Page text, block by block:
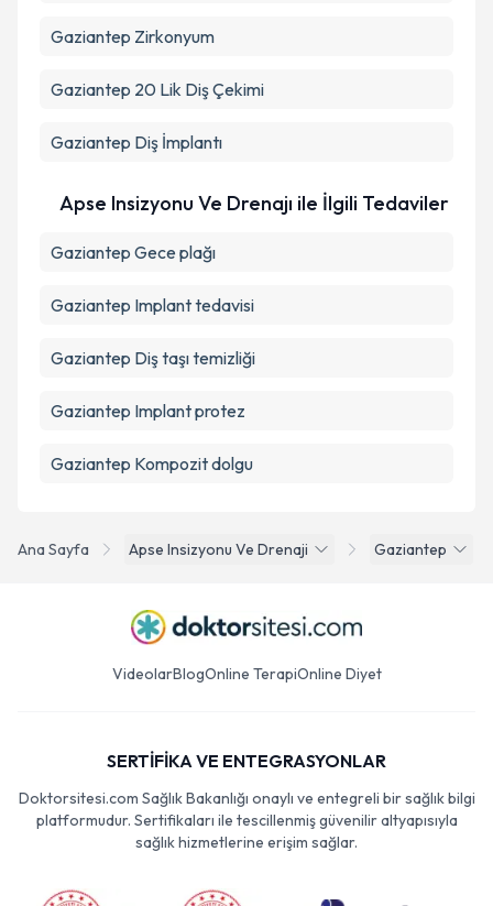
Ana Sayfa Apse Insizyonu Ve Drenaji Gaziantep
Gaziantep Zirkonyum
Gaziantep 20 Lik Diş Çekimi
Gaziantep Diş İmplantı
Apse Insizyonu Ve Drenajı ile İlgili Tedaviler
Gaziantep Gece plağı
Gaziantep Implant tedavisi
Gaziantep Diş taşı temizliği
Gaziantep Implant protez
Gaziantep Kompozit dolgu
VideolarBlogOnline TerapiOnline Diyet
SERTİFİKA VE ENTEGRASYONLAR
Doktorsitesi.com Sağlık Bakanlığı onaylı ve entegreli bir sağlık bilgi
platformudur. Sertifikaları ile tescillenmiş güvenilir altyapısıyla
sağlık hizmetlerine erişim sağlar.